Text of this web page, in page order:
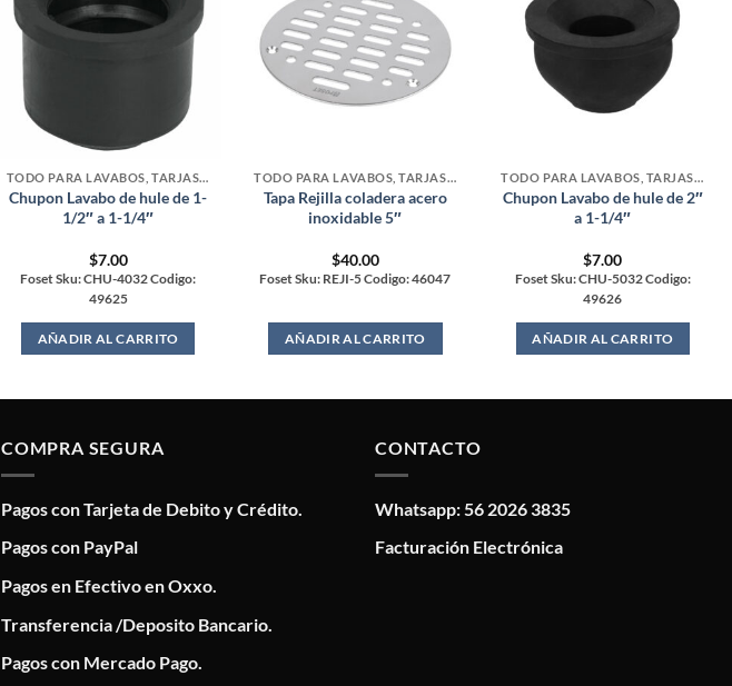
TODO PARA LAVABOS, TARJAS Y WC
Chupon Lavabo de hule de 1-
1/2″ a 1-1/4″
$7.00
Foset Sku: CHU-4032 Codigo:
49625
AÑADIR AL CARRITO
TODO PARA LAVABOS, TARJAS Y WC
Tapa Rejilla coladera acero
inoxidable 5″
$40.00
Foset Sku: REJI-5 Codigo: 46047
AÑADIR AL CARRITO
TODO PARA LAVABOS, TARJAS Y WC
Chupon Lavabo de hule de 2″
a 1-1/4″
$7.00
Foset Sku: CHU-5032 Codigo:
49626
AÑADIR AL CARRITO
COMPRA SEGURA
Pagos con Tarjeta de Debito y Crédito.
Pagos con PayPal
Pagos en Efectivo en Oxxo.
Transferencia /Deposito Bancario.
Pagos con Mercado Pago.
CONTACTO
Whatsapp: 56 2026 3835
Facturación Electrónica